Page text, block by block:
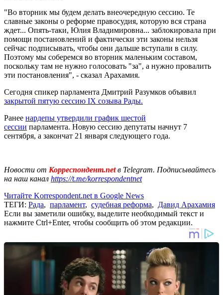
"Во вторник мы будем делать внеочередную сессию. Те
славные законы о реформе правосудия, которую вся страна
ждет... Опять-таки, Юлия Владимировна... заблокировала при
помощи постановлений и фактически эти законы нельзя
сейчас подписывать, чтобы они дальше вступали в силу.
Поэтому мы соберемся во вторник маленьким составом,
поскольку там не нужно голосовать "за", а нужно провалить
эти постановления", - сказал Арахамия.
Сегодня спикер парламента Дмитрий Разумков объявил
закрытой пятую сессию IX созыва Рады.
Ранее нардепы утвердили график шестой
сессии парламента. Новую сессию депутаты начнут 7
сентября, а закончат 21 января следующего года.
Новости от Корреспондент.netв Telegram. Подписывайтесь
на наш канал https://t.me/korrespondentnet
Читайте Korrespondent.net в Google News
ТЕГИ: Рада, парламент, судебная реформа, Давид Арахамия
Если вы заметили ошибку, выделите необходимый текст и
нажмите Ctrl+Enter, чтобы сообщить об этом редакции.